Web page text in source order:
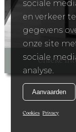
Unieke
sociale
en verkeer
gegevens
onze site
sociale
analyse.
Aanvaarden
Cookies Privacy